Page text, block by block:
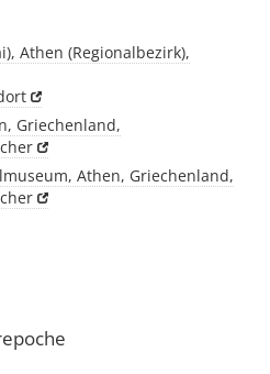
Athen (Regionalbezirk),
Griechenland,
Athen, Griechenland,